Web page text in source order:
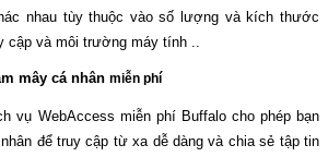
nhau tùy thuộc vào số lượng và kích thước
cập và môi trường máy tính ..
mây cá nhân miễn phí
vụ WebAccess miễn phí Buffalo cho phép bạn
để truy cập từ xa dễ dàng và chia sẻ tập tin